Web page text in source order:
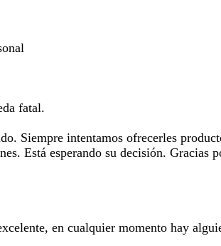
fatal.
Siempre intentamos ofrecerles
Está esperando su decisión. Gracias
en cualquier momento hay